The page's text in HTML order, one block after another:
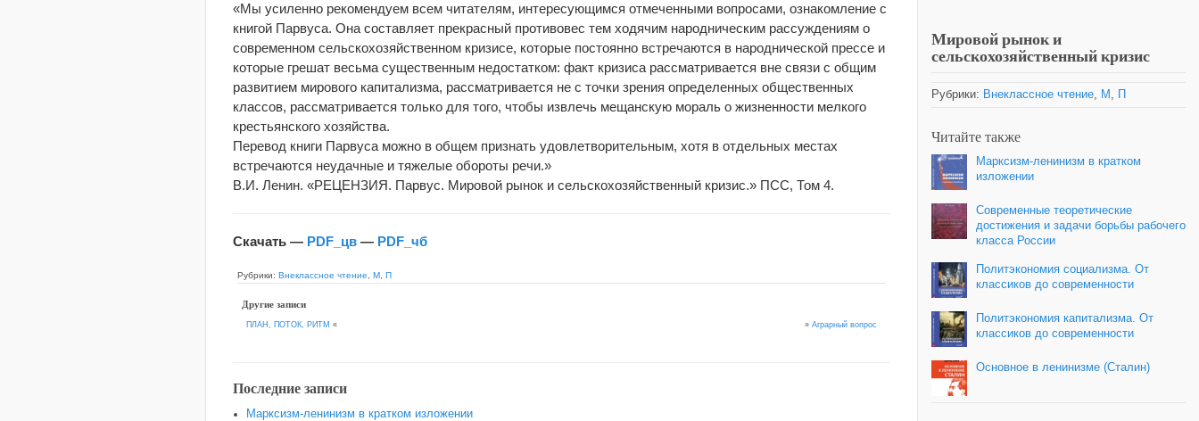
«Мы усиленно рекомендуем всем читателям, интересующимся отмеченными вопросами, ознакомление с
книгой Парвуса. Она составляет прекрасный противовес тем ходячим народническим рассуждениям о
современном сельскохозяйственном кризисе, которые постоянно встречаются в народнической прессе и
которые грешат весьма существенным недостатком: факт кризиса рассматривается вне связи с общим
развитием мирового капитализма, рассматривается не с точки зрения определенных общественных
классов, рассматривается только для того, чтобы извлечь мещанскую мораль о жизненности мелкого
крестьянского хозяйства.
Перевод книги Парвуса можно в общем признать удовлетворительным, хотя в отдельных местах
встречаются неудачные и тяжелые обороты речи.»
В.И. Ленин. «РЕЦЕНЗИЯ. Парвус. Мировой рынок и сельскохозяйственный кризис.» ПСС, Том 4.
Скачать — PDF_цв — PDF_чб
Рубрики: Внеклассное чтение М П
Другие записи
ПЛАН, ПОТОК, РИТМ « » Аграрный вопрос
Последние записи
Марксизм-ленинизм в кратком изложении
Мировой рынок и
сельскохозяйственный кризис
Рубрики: Внеклассное чтение М П
Читайте также
Марксизм-ленинизм в кратком
изложении
Современные теоретические
достижения и задачи борьбы рабочего
класса России
Политэкономия социализма. От
классиков до современности
Политэкономия капитализма. От
классиков до современности
Основное в ленинизме (Сталин)